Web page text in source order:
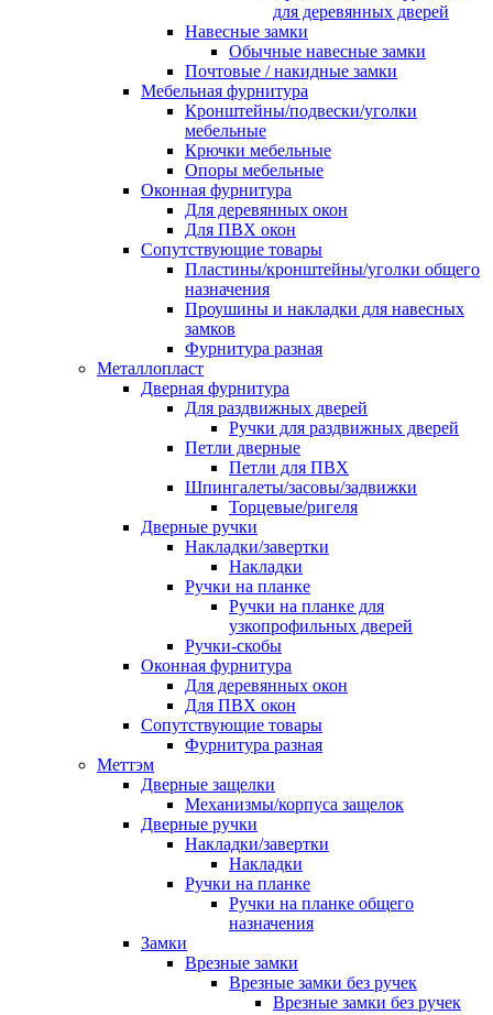
для деревянных дверей
Навесные замки
Обычные навесные замки
Почтовые / накидные замки
Мебельная фурнитура
Кронштейны/подвески/уголки
мебельные
Крючки мебельные
Опоры мебельные
Оконная фурнитура
Для деревянных окон
Для ПВХ окон
Сопутствующие товары
Пластины/кронштейны/уголки общего
назначения
Проушины и накладки для навесных
замков
Фурнитура разная
Металлопласт
Дверная фурнитура
Для раздвижных дверей
Ручки для раздвижных дверей
Петли дверные
Петли для ПВХ
Шпингалеты/засовы/задвижки
Торцевые/ригеля
Дверные ручки
Накладки/завертки
Накладки
Ручки на планке
Ручки на планке для
узкопрофильных дверей
Ручки-скобы
Оконная фурнитура
Для деревянных окон
Для ПВХ окон
Сопутствующие товары
Фурнитура разная
Меттэм
Дверные защелки
Механизмы/корпуса защелок
Дверные ручки
Накладки/завертки
Накладки
Ручки на планке
Ручки на планке общего
назначения
Замки
Врезные замки
Врезные замки без ручек
Врезные замки без ручек